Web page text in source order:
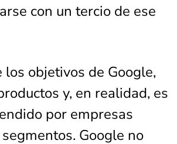
con un tercio de ese
objetivos de Google,
y, en realidad, es
por empresas
Google no